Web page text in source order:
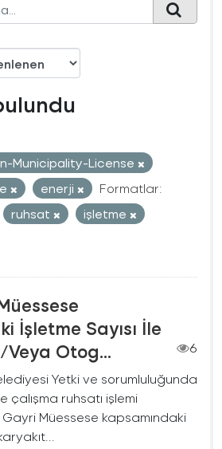
Municipality-License
enerji
Formatlar:
ruhsat
işletme
İşletme Sayısı İle
Veya Otog...
6
Yetki ve sorumluluğunda
çalışma ruhsatı işlemi
Gayri Müessese kapsamındaki